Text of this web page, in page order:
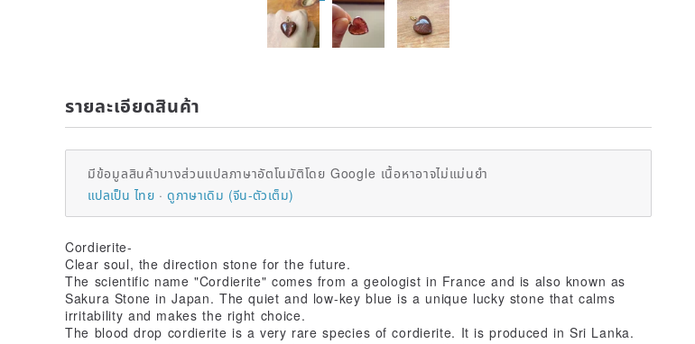
รายละเอียดสินค้า
มีข้อมูลสินค้าบางส่วนแปลภาษาอัตโนมัติโดย Google เนื้อหาอาจไม่แม่นยำ
แปลเป็น ไทย
ดูภาษาเดิม (จีน-ตัวเต็ม)
Cordierite-
Clear soul, the direction stone for the future.
The scientific name "Cordierite" comes from a geologist in France and is also known as
Sakura Stone in Japan. The quiet and low-key blue is a unique lucky stone that calms
irritability and makes the right choice.
The blood drop cordierite is a very rare species of cordierite. It is produced in Sri Lanka.